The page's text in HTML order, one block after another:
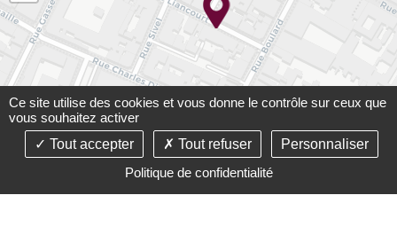
Leaflet
©2021-26 Cabinet Carré-Paupart - Tous droits réservés -
Conception :Absolute Communication& Réalisation :
Ce site utilise des cookies et vous donne le contrôle sur ceux que
vous souhaitez activer
Tout accepter
Tout refuser
Personnaliser
Politique de confidentialité